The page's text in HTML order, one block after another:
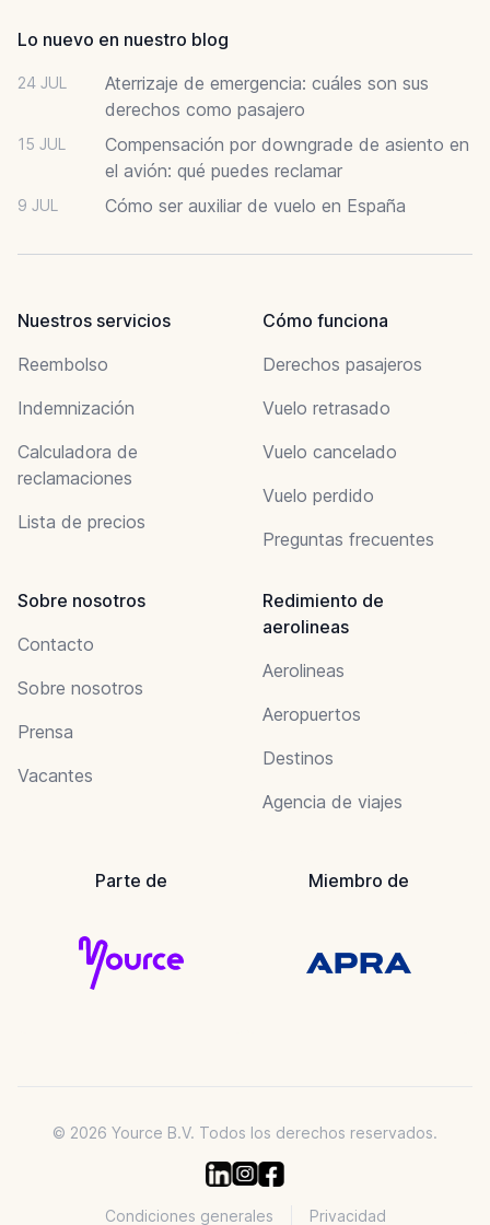
Lo nuevo en nuestro blog
24 JUL
Aterrizaje de emergencia: cuáles son sus
derechos como pasajero
15 JUL
Compensación por downgrade de asiento en
el avión: qué puedes reclamar
9 JUL Cómo ser auxiliar de vuelo en España
Nuestros servicios
Reembolso
Indemnización
Calculadora de
reclamaciones
Lista de precios
Cómo funciona
Derechos pasajeros
Vuelo retrasado
Vuelo cancelado
Vuelo perdido
Preguntas frecuentes
Sobre nosotros
Contacto
Sobre nosotros
Prensa
Vacantes
Redimiento de
aerolineas
Aerolineas
Aeropuertos
Destinos
Agencia de viajes
Parte de Miembro de
© 2026 Yource B.V. Todos los derechos reservados.
Condiciones generales Privacidad